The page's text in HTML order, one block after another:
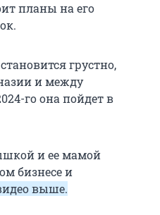
планы на его
грустно,
и между
го она пойдет в
и ее мамой
бизнесе и
выше.